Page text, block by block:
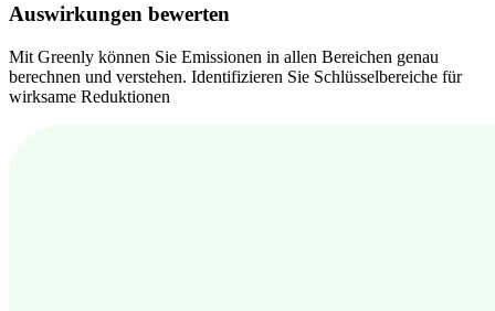
Auswirkungen bewerten
Mit Greenly können Sie Emissionen in allen Bereichen genau
berechnen und verstehen. Identifizieren Sie Schlüsselbereiche für
wirksame Reduktionen